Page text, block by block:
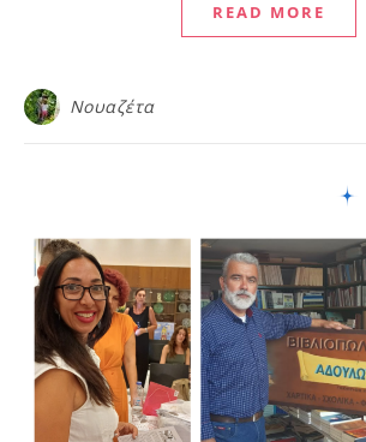
READ MORE
Νουαζέτα